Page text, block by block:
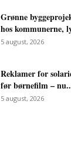
Grønne
hos kommunerne,
5 august, 2026
Reklamer for
før børnefilm –
5 august, 2026